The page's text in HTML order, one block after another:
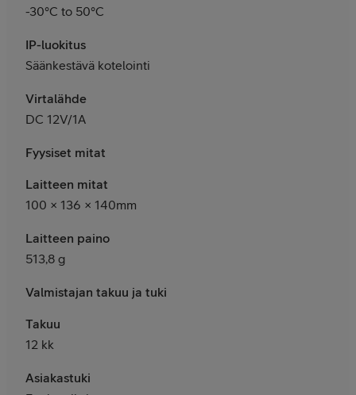
-30°C to 50°C
IP-luokitus
Säänkestävä kotelointi
Virtalähde
DC 12V/1A
Fyysiset mitat
Laitteen mitat
100 × 136 × 140mm
Laitteen paino
513,8 g
Valmistajan takuu ja tuki
Takuu
12 kk
Asiakastuki